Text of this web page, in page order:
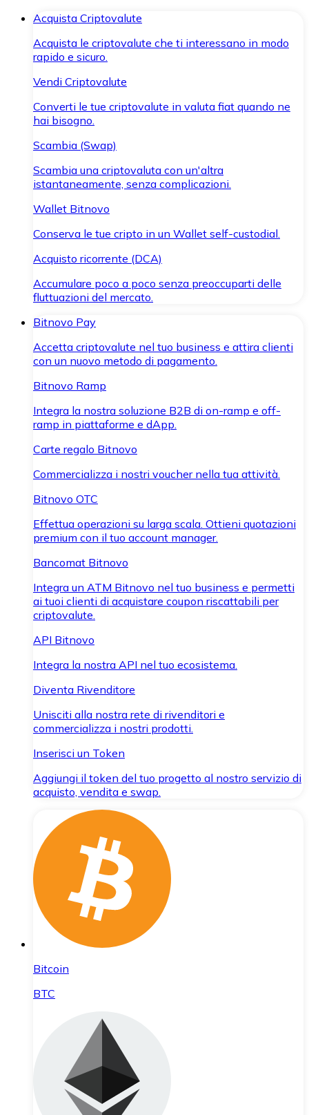
Acquista Criptovalute
Acquista le criptovalute che ti interessano in modo
rapido e sicuro.
Vendi Criptovalute
Converti le tue criptovalute in valuta fiat quando ne
hai bisogno.
Scambia (Swap)
Scambia una criptovaluta con un'altra
istantaneamente, senza complicazioni.
Wallet Bitnovo
Conserva le tue cripto in un Wallet self-custodial.
Acquisto ricorrente (DCA)
Accumulare poco a poco senza preoccuparti delle
fluttuazioni del mercato.
Bitnovo Pay
Accetta criptovalute nel tuo business e attira clienti
con un nuovo metodo di pagamento.
Bitnovo Ramp
Integra la nostra soluzione B2B di on-ramp e off-
ramp in piattaforme e dApp.
Carte regalo Bitnovo
Commercializza i nostri voucher nella tua attività.
Bitnovo OTC
Effettua operazioni su larga scala. Ottieni quotazioni
premium con il tuo account manager.
Bancomat Bitnovo
Integra un ATM Bitnovo nel tuo business e permetti
ai tuoi clienti di acquistare coupon riscattabili per
criptovalute.
API Bitnovo
Integra la nostra API nel tuo ecosistema.
Diventa Rivenditore
Unisciti alla nostra rete di rivenditori e
commercializza i nostri prodotti.
Inserisci un Token
Aggiungi il token del tuo progetto al nostro servizio di
acquisto, vendita e swap.
Bitcoin
BTC